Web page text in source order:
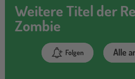
Weitere Titel der
Zombie
Folgen Alle